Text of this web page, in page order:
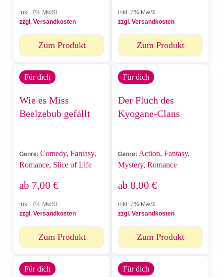
inkl. 7% MwSt.
zzgl. Versandkosten
Zum Produkt
inkl. 7% MwSt.
zzgl. Versandkosten
Zum Produkt
Für dich
Wie es Miss
Beelzebub gefällt
Genre: Comedy, Fantasy,
Romance, Slice of Life
ab 7,00 €
inkl. 7% MwSt.
zzgl. Versandkosten
Zum Produkt
Für dich
Der Fluch des
Kyogane-Clans
Genre: Action, Fantasy,
Mystery, Romance
ab 8,00 €
inkl. 7% MwSt.
zzgl. Versandkosten
Zum Produkt
Für dich Für dich